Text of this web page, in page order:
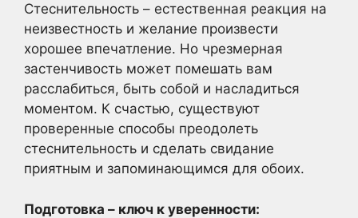
Стеснительность – естественная реакция на
неизвестность и желание произвести
хорошее впечатление. Но чрезмерная
застенчивость может помешать вам
расслабиться, быть собой и насладиться
моментом. К счастью, существуют
проверенные способы преодолеть
стеснительность и сделать свидание
приятным и запоминающимся для обоих.
Подготовка – ключ к уверенности: